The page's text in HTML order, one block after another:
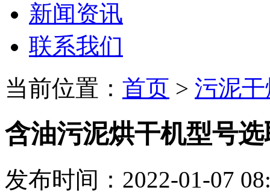
新闻资讯
联系我们
当前位置： 首页 > 污泥
含油污泥烘干机型号
发布时间：2022-01-07